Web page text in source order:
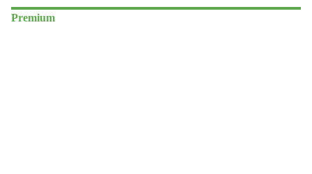
Premium